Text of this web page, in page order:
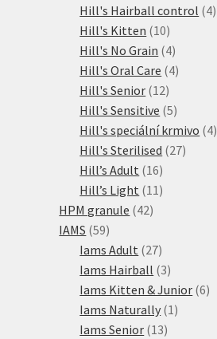
produktů
Hill's Hairball control 44
Hill's Kitten 1010
produktů
Hill's No Grain 44
produkty
Hill's Oral Care 44
Hill's Senior 1212
produktů
Hill's Sensitive 55
produktů
Hill's speciální krmivo 44
Hill's Sterilised 2727
Hill’s Adult 1616
produktů
Hill’s Light 11 11
HPM granule 4242
IAMS 5959
produktů
Iams Adult 2727
produktů
Iams Hairball 33
produkty
Iams Kitten & Junior 66
Iams Naturally 1 1
Iams Senior 1313